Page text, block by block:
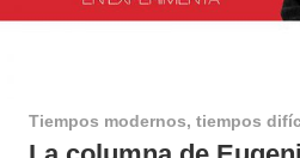
Tiempos modernos, tiempos